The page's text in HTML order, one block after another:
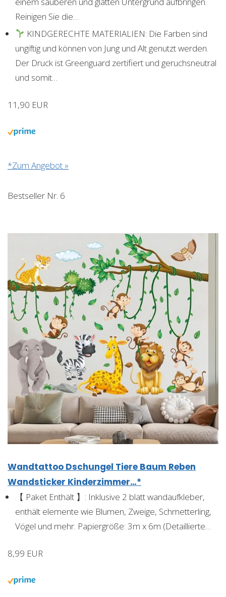
Reinigen Sie die…
KINDGERECHTE MATERIALIEN: Die Farben sind
ungiftig und können von Jung und Alt genutzt werden.
Der Druck ist Greenguard zertifiert und geruchsneutral
und somit…
11,90 EUR
*Zum Angebot »
Bestseller Nr. 6
Wandtattoo Dschungel Tiere Baum Reben
Wandsticker Kinderzimmer…*
【 Paket Enthält 】: Inklusive 2 blatt wandaufkleber,
enthält elemente wie Blumen, Zweige, Schmetterling,
Vögel und mehr. Papiergröße: 3m x 6m (Detaillierte…
8,99 EUR